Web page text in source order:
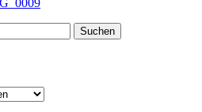
Suchen